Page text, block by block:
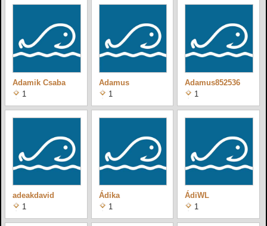
Adamik Csaba
1
Adamus
1
Adamus852536
1
adeakdavid
1
Ádika
1
ÁdiWL
1